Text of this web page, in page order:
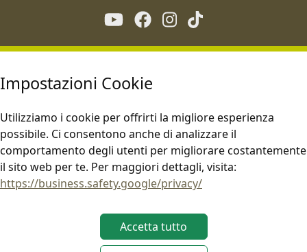
Impostazioni Cookie
Utilizziamo i cookie per offrirti la migliore esperienza
possibile. Ci consentono anche di analizzare il
comportamento degli utenti per migliorare costantemente
il sito web per te. Per maggiori dettagli, visita:
https://business.safety.google/privacy/
Accetta tutto